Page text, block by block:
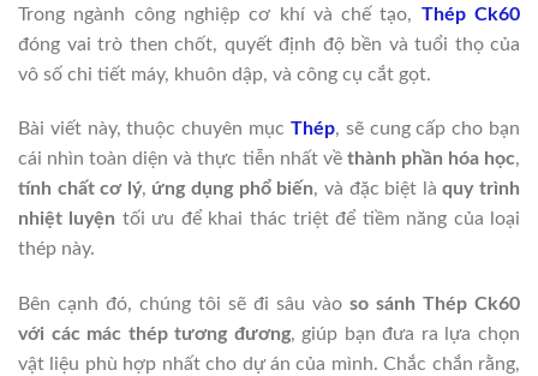
Trong ngành công nghiệp cơ khí và chế tạo, Thép Ck60
đóng vai trò then chốt, quyết định độ bền và tuổi thọ của
vô số chi tiết máy, khuôn dập, và công cụ cắt gọt.
Bài viết này, thuộc chuyên mục Thép, sẽ cung cấp cho bạn
cái nhìn toàn diện và thực tiễn nhất về thành phần hóa học,
tính chất cơ lý, ứng dụng phổ biến, và đặc biệt làquy trình
nhiệt luyện tối ưu để khai thác triệt để tiềm năng của loại
thép này.
Bên cạnh đó, chúng tôi sẽ đi sâu vào so sánh Thép Ck60
với các mác thép tương đương, giúp bạn đưa ra lựa chọn
vật liệu phù hợp nhất cho dự án của mình. Chắc chắn rằng,